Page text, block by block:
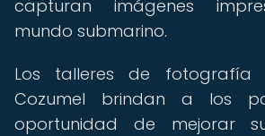
capturan imágenes
mundo submarino.
Los talleres de fotografía
Cozumel brindan a los
oportunidad de mejorar